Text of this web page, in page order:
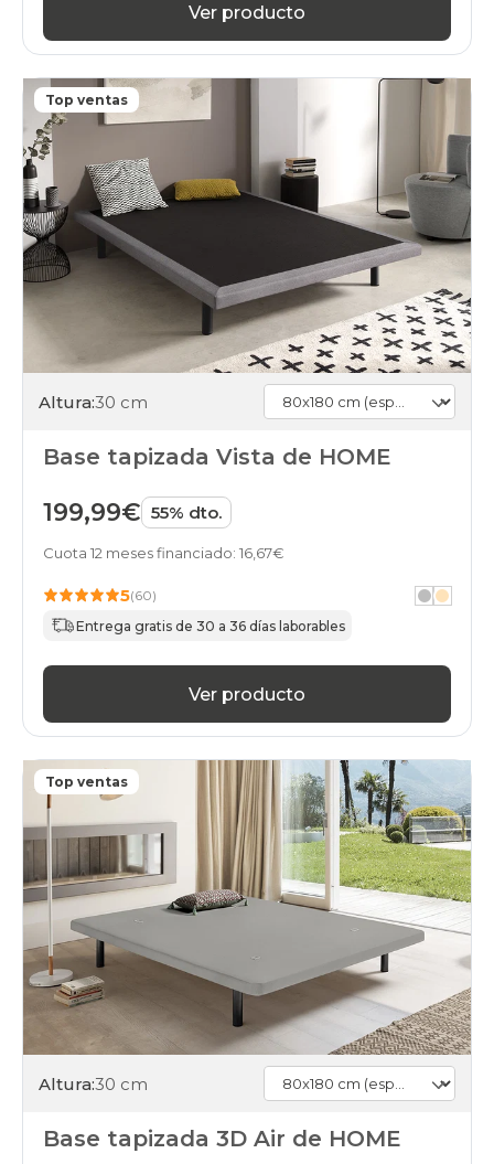
Ver producto
Top ventas
Altura:30 cm
Base tapizada Vista de HOME
199,99€ 55% dto.
Cuota 12 meses financiado: 16,67€
5(60)
Entrega gratis de 30 a 36 días laborables
Ver producto
Top ventas
Altura:30 cm
Base tapizada 3D Air de HOME